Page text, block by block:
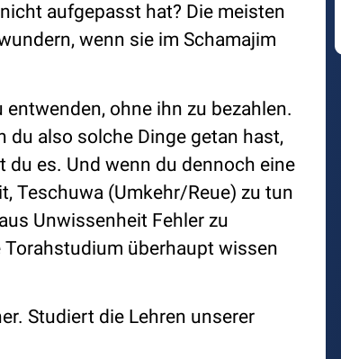
aufgepasst hat? Die meisten
wenn sie im Schamajim
ohne ihn zu bezahlen.
du also solche Dinge getan hast,
es. Und wenn du dennoch eine
Teschuwa (Umkehr/Reue) zu tun
Unwissenheit Fehler zu
überhaupt wissen
Studiert die Lehren unserer